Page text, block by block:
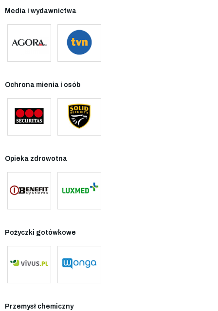
Media i wydawnictwa
Ochrona mienia i osób
Opieka zdrowotna
Pożyczki gotówkowe
Przemysł chemiczny